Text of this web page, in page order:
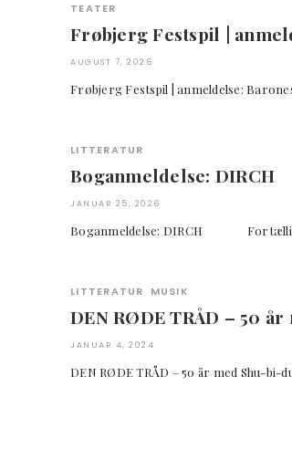
TEATER
Frøbjerg Festspil |
AUGUST 7, 2026
Frøbjerg Festspil | anmeldelse:
LITTERATUR
Boganmeldelse: DIRCH
JANUAR 25, 2026
Boganmeldelse: DIRCH
LITTERATUR MUSIK
DEN RØDE TRÅD – 50
JANUAR 4, 2024
DEN RØDE TRÅD – 50 år